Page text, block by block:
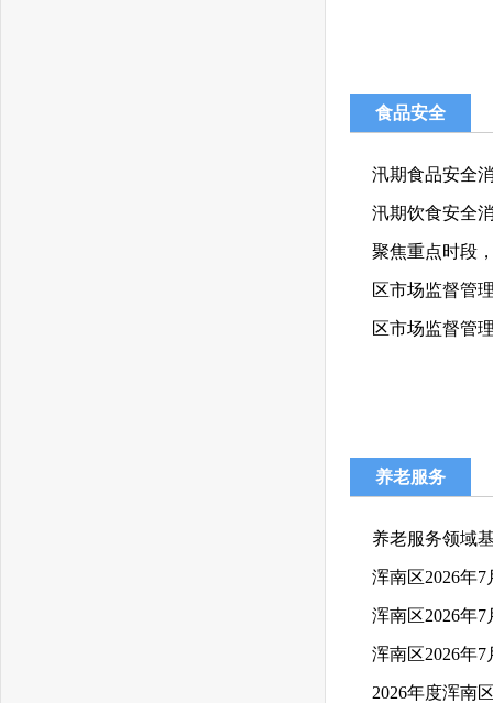
食品安全
汛期食品安全
汛期饮食安全
聚焦重点时段
区市场监督管
区市场监督管
养老服务
养老服务领域
浑南区2026年
浑南区2026年
浑南区2026年
2026年度浑南